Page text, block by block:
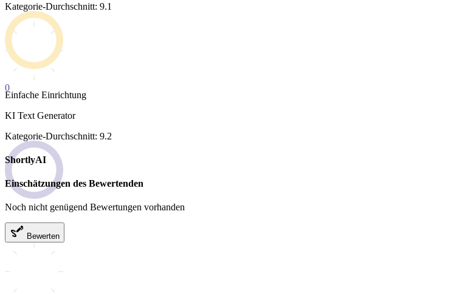
Kategorie-Durchschnitt: 9.1
0
Einfache Einrichtung
KI Text Generator
Kategorie-Durchschnitt: 9.2
ShortlyAI
Einschätzungen des Bewertenden
Noch nicht genügend Bewertungen vorhanden
Bewerten